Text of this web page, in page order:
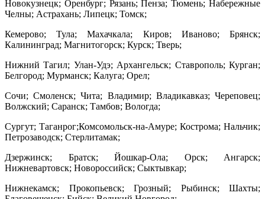
Новокузнецк; Оренбург; Рязань; Пенза; Тюмень; Набережные
Челны; Астрахань; Липецк; Томск;
Кемерово; Тула; Махачкала; Киров; Иваново; Брянск;
Калининград; Магнитогорск; Курск; Тверь;
Нижний Тагил; Улан-Удэ; Архангельск; Ставрополь; Курган;
Белгород; Мурманск; Калуга; Орел;
Сочи; Смоленск; Чита; Владимир; Владикавказ; Череповец;
Волжский; Саранск; Тамбов; Вологда;
Сургут; Таганрог;Комсомольск-на-Амуре; Кострома; Нальчик;
Петрозаводск; Стерлитамак;
Дзержинск; Братск; Йошкар-Ола; Орск; Ангарск;
Нижневартовск; Новороссийск; Сыктывкар;
Нижнекамск; Прокопьевск; Грозный; Рыбинск; Шахты;